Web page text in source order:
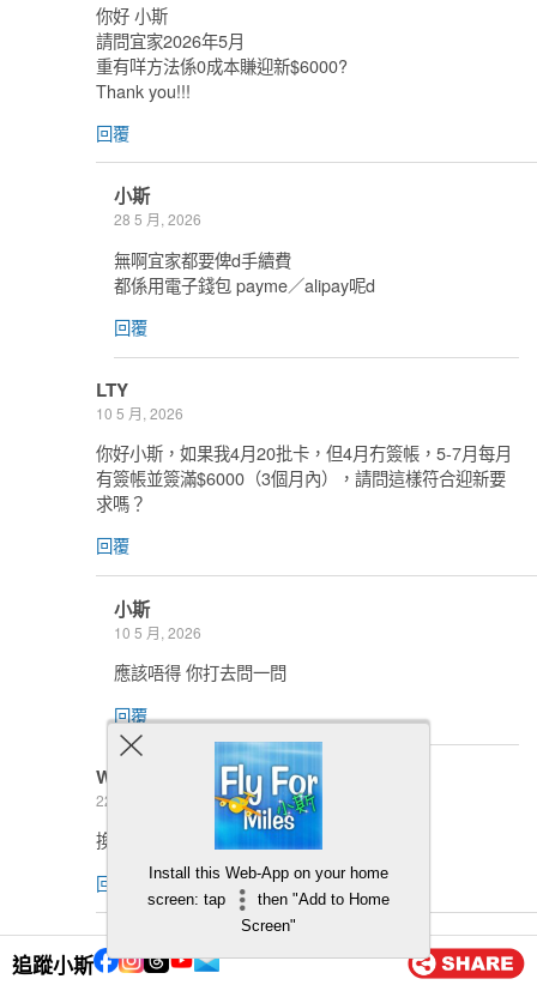
追蹤小斯
你好 小斯
請問宜家2026年5月
重有咩方法係0成本賺迎新$6000?
Thank you!!!
回覆
小斯
28 5 月, 2026
無啊宜家都要俾d手續費
都係用電子錢包 payme／alipay呢d
回覆
LTY
10 5 月, 2026
你好小斯，如果我4月20批卡，但4月冇簽帳，5-7月每月
有簽帳並簽滿$6000（3個月內），請問這樣符合迎新要
求嗎？
回覆
小斯
10 5 月, 2026
應該唔得 你打去問一問
回覆
WING
22 4 月, 2026
換里數, 每次要收$200 手續費, 好唔抵@@”
回覆
23 4 月, 2026
Install this Web-App on your home
screen: tap
then "Add to Home
Screen"